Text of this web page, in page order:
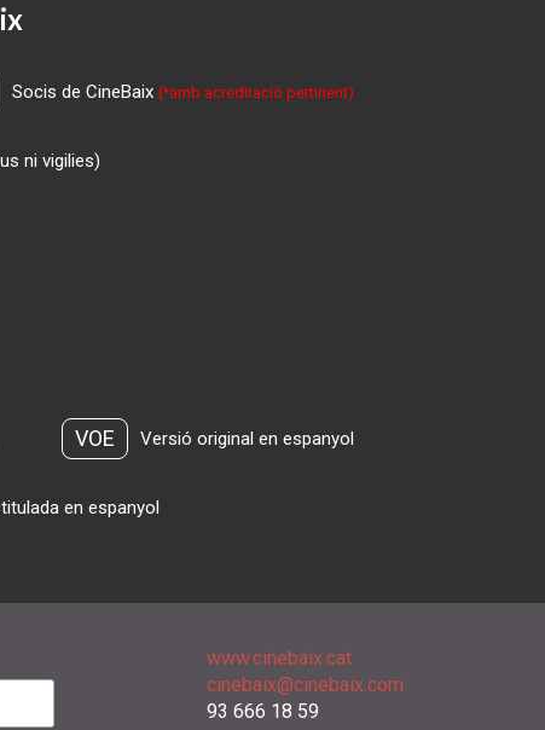
Socis de CineBaix(*amb acreditació pertinent)
ni vigilies)
VOE Versió original en espanyol
en espanyol
www.cinebaix.cat
cinebaix@cinebaix.com
93 666 18 59